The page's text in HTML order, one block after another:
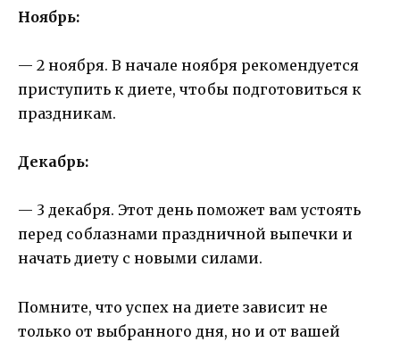
Ноябрь:
— 2 ноября. В начале ноября рекомендуется
приступить к диете, чтобы подготовиться к
праздникам.
Декабрь:
— 3 декабря. Этот день поможет вам устоять
перед соблазнами праздничной выпечки и
начать диету с новыми силами.
Помните, что успех на диете зависит не
только от выбранного дня, но и от вашей